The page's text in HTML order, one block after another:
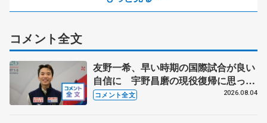
コメント全文
友野一希、早い時期の国際試合が良い
自信に 宇野昌磨の現役復帰に思って
いること 【アジアンオープントロフ
コメント全文 2026.08.04